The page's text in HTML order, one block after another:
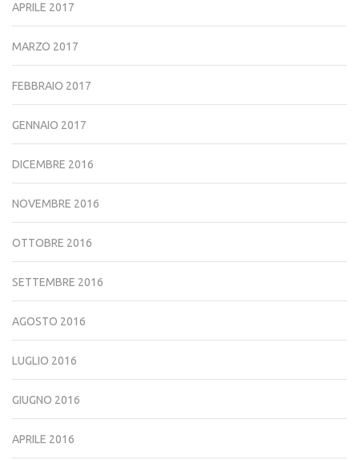
APRILE 2017
MARZO 2017
FEBBRAIO 2017
GENNAIO 2017
DICEMBRE 2016
NOVEMBRE 2016
OTTOBRE 2016
SETTEMBRE 2016
AGOSTO 2016
LUGLIO 2016
GIUGNO 2016
APRILE 2016